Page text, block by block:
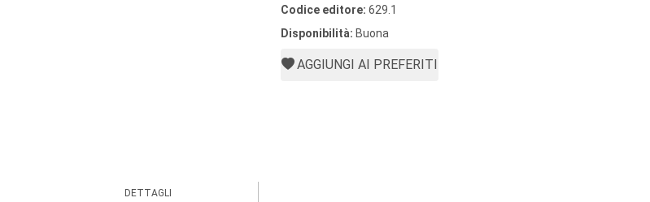
Codice editore: 629.1
Disponibilità: Buona
AGGIUNGI AI PREFERITI
DETTAGLI